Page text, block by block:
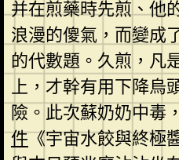
并在煎藥時先煎、他
浪漫的傻氣，而變成
的代數題。久煎，凡
上，才幹有用下降烏
險。此次蘇奶奶中毒
件《宇宙水餃與終極